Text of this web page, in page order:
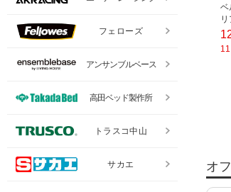
ベルク フェ
オ
フェローズ
アンサンブルベース
高田ベッド製作所
トラスコ中山
サカエ